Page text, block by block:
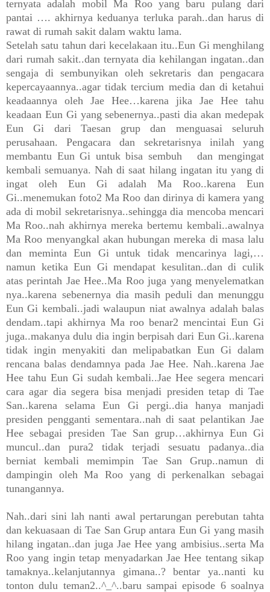
ternyata adalah mobil Ma Roo yang baru pulang dari
pantai …. akhirnya keduanya terluka parah..dan harus di
rawat di rumah sakit dalam waktu lama.
Setelah satu tahun dari kecelakaan itu..Eun Gi menghilang
dari rumah sakit..dan ternyata dia kehilangan ingatan..dan
sengaja di sembunyikan oleh sekretaris dan pengacara
kepercayaannya..agar tidak tercium media dan di ketahui
keadaannya oleh Jae Hee…karena jika Jae Hee tahu
keadaan Eun Gi yang sebenernya..pasti dia akan medepak
Eun Gi dari Taesan grup dan menguasai seluruh
perusahaan. Pengacara dan sekretarisnya inilah yang
membantu Eun Gi untuk bisa sembuh
dan mengingat
kembali semuanya. Nah di saat hilang ingatan itu yang di
ingat oleh Eun Gi adalah Ma Roo..karena Eun
Gi..menemukan foto2 Ma Roo dan dirinya di kamera yang
ada di mobil sekretarisnya..sehingga dia mencoba mencari
Ma Roo..nah akhirnya mereka bertemu kembali..awalnya
Ma Roo menyangkal akan hubungan mereka di masa lalu
dan meminta Eun
Gi untuk tidak mencarinya lagi,…
namun ketika Eun Gi mendapat kesulitan..dan di culik
atas perintah Jae Hee..Ma Roo juga yang menyelematkan
nya..karena sebenernya dia masih peduli dan menunggu
Eun Gi kembali..jadi walaupun niat awalnya adalah balas
dendam..tapi akhirnya Ma roo benar2 mencintai Eun Gi
juga..makanya dulu dia ingin berpisah dari Eun Gi..karena
tidak ingin menyakiti dan melipabatkan Eun Gi dalam
rencana balas dendamnya pada Jae Hee. Nah..karena Jae
Hee tahu Eun Gi sudah kembali..Jae Hee segera mencari
cara agar dia segera bisa menjadi presiden tetap di Tae
San..karena selama Eun Gi pergi..dia hanya manjadi
presiden pengganti sementara..nah di saat pelantikan Jae
Hee sebagai presiden Tae San grup…akhirnya Eun Gi
muncul..dan pura2 tidak terjadi sesuatu padanya..dia
berniat kembali memimpin Tae San Grup..namun di
dampingin oleh Ma Roo yang di perkenalkan sebagai
tunangannya.
Nah..dari sini lah nanti awal pertarungan perebutan tahta
dan kekuasaan di Tae San Grup antara Eun Gi yang masih
hilang ingatan..dan juga Jae Hee yang ambisius..serta Ma
Roo yang ingin tetap menyadarkan Jae Hee tentang sikap
tamaknya..kelanjutannya gimana..? bentar ya..nanti ku
tonton dulu teman2..^_^..baru sampai episode 6 soalnya